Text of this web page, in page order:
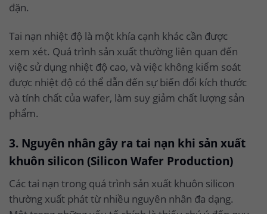
đặn.
Tai nạn nhiệt độ là một khía cạnh khác cần được
xem xét. Quá trình sản xuất thường liên quan đến
việc sử dụng nhiệt độ cao, và việc không kiểm soát
được nhiệt độ có thể dẫn đến sự biến đổi kích thước
và tính chất của wafer, làm suy giảm chất lượng sản
phẩm.
3. Nguyên nhân gây ra tai nạn khi sản xuất
khuôn silicon (Silicon Wafer Production)
Các tai nạn trong quá trình sản xuất khuôn silicon
thường xuất phát từ nhiều nguyên nhân đa dạng.